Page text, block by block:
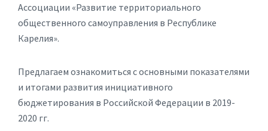
Ассоциации «Развитие территориального
общественного самоуправления в Республике
Карелия».
Предлагаем ознакомиться с основными показателями
и итогами развития инициативного
бюджетирования в Российской Федерации в 2019-
2020 гг.